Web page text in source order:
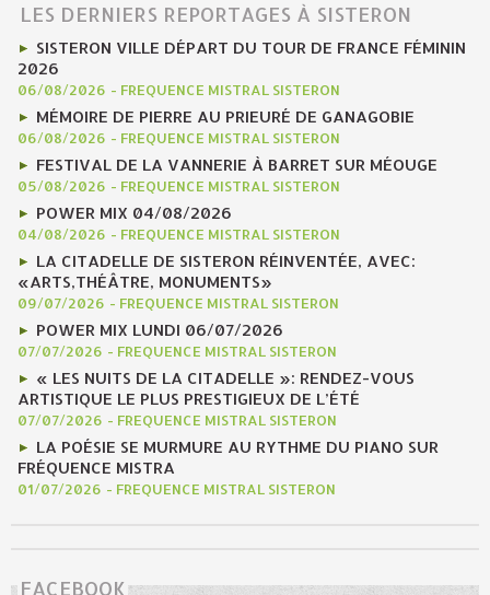
LES DERNIERS REPORTAGES À SISTERON
SISTERON VILLE DÉPART DU TOUR DE FRANCE FÉMININ
2026
06/08/2026 - FREQUENCE MISTRAL SISTERON
MÉMOIRE DE PIERRE AU PRIEURÉ DE GANAGOBIE
06/08/2026 - FREQUENCE MISTRAL SISTERON
FESTIVAL DE LA VANNERIE À BARRET SUR MÉOUGE
05/08/2026 - FREQUENCE MISTRAL SISTERON
POWER MIX 04/08/2026
04/08/2026 - FREQUENCE MISTRAL SISTERON
LA CITADELLE DE SISTERON RÉINVENTÉE, AVEC:
«ARTS,THÉÂTRE, MONUMENTS»
09/07/2026 - FREQUENCE MISTRAL SISTERON
POWER MIX LUNDI 06/07/2026
07/07/2026 - FREQUENCE MISTRAL SISTERON
« LES NUITS DE LA CITADELLE »: RENDEZ-VOUS
ARTISTIQUE LE PLUS PRESTIGIEUX DE L’ÉTÉ
07/07/2026 - FREQUENCE MISTRAL SISTERON
LA POÉSIE SE MURMURE AU RYTHME DU PIANO SUR
FRÉQUENCE MISTRA
01/07/2026 - FREQUENCE MISTRAL SISTERON
FACEBOOK